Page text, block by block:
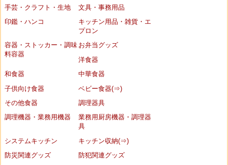
手芸・クラフト・生地
文具・事務用品
印鑑・ハンコ
キッチン用品・雑貨・エ
プロン
容器・ストッカー・調味
料容器
お弁当グッズ
洋食器
和食器
中華食器
子供向け食器
ベビー食器(⇒)
その他食器
調理器具
調理機器・業務用機器
業務用厨房機器・調理器
具
システムキッチン
キッチン収納(⇒)
防災関連グッズ
防犯関連グッズ